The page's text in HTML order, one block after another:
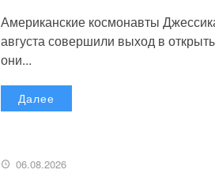
Американские космонавты
августа совершили выход в
они...
Далее
06.08.2026